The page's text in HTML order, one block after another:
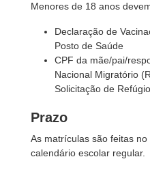
Menores de 18 anos
Declaração de
Posto de Saúde
CPF da mãe/pai/
Nacional Migratório
Solicitação de Refúgio
Prazo
As matrículas são feitas
calendário escolar regular.